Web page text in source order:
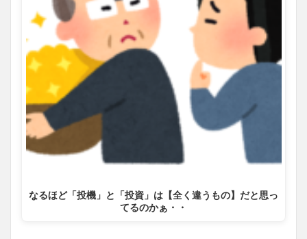
なるほど「投機」と「投資」は【全く違うもの】だと思っ
てるのかぁ・・